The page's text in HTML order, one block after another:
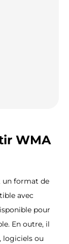
WMA
un format de
avec
pour
En outre, il
logiciels ou